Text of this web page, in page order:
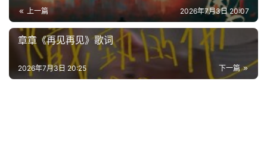
句
经
歌
词
上一篇 2026年7月3日 20:07
章章《再见再见》歌词
下一篇
2026年7月3日 20:25